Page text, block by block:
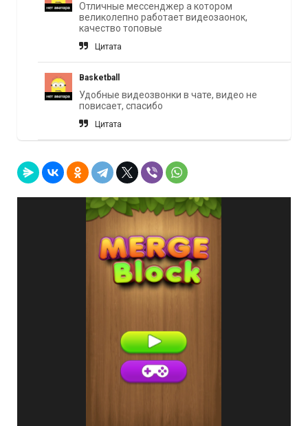
Отличные мессенджер а котором
великолепно работает видеозаонок,
качество топовые
Цитата
Basketball
Удобные видеозвонки в чате, видео не
повисает, спасибо
Цитата